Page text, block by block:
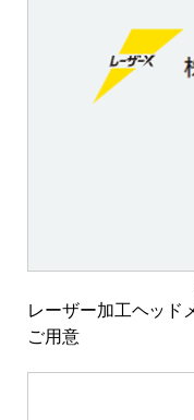
レーザー加工ヘッド
ご用意